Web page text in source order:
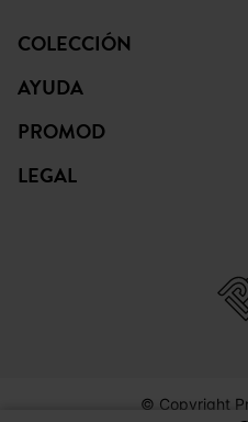
COLECCIÓN
AYUDA
PROMOD
LEGAL
© Copyright